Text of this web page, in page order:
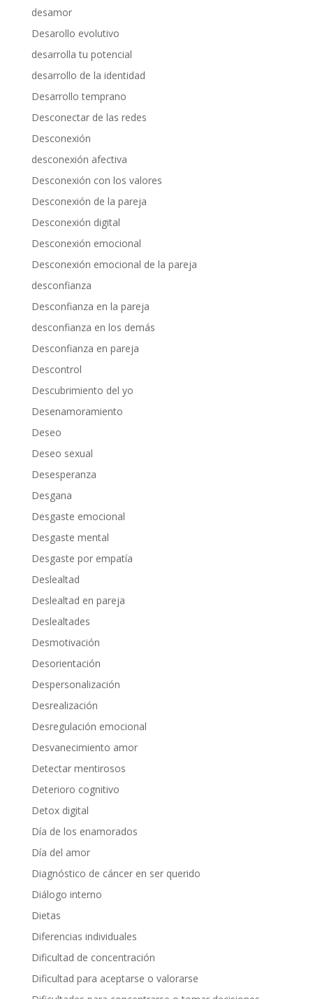
desamor
Desarollo evolutivo
desarrolla tu potencial
desarrollo de la identidad
Desarrollo temprano
Desconectar de las redes
Desconexión
desconexión afectiva
Desconexión con los valores
Desconexión de la pareja
Desconexión digital
Desconexión emocional
Desconexión emocional de la pareja
desconfianza
Desconfianza en la pareja
desconfianza en los demás
Desconfianza en pareja
Descontrol
Descubrimiento del yo
Desenamoramiento
Deseo
Deseo sexual
Desesperanza
Desgana
Desgaste emocional
Desgaste mental
Desgaste por empatía
Deslealtad
Deslealtad en pareja
Deslealtades
Desmotivación
Desorientación
Despersonalización
Desrealización
Desregulación emocional
Desvanecimiento amor
Detectar mentirosos
Deterioro cognitivo
Detox digital
Día de los enamorados
Día del amor
Diagnóstico de cáncer en ser querido
Diálogo interno
Dietas
Diferencias individuales
Dificultad de concentración
Dificultad para aceptarse o valorarse